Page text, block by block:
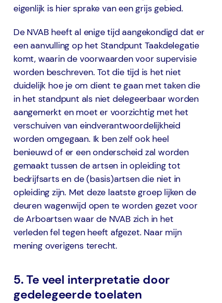
eigenlijk is hier sprake van een grijs gebied.
De NVAB heeft al enige tijd aangekondigd dat er
een aanvulling op het Standpunt Taakdelegatie
komt, waarin de voorwaarden voor supervisie
worden beschreven. Tot die tijd is het niet
duidelijk hoe je om dient te gaan met taken die
in het standpunt als niet delegeerbaar worden
aangemerkt en moet er voorzichtig met het
verschuiven van eindverantwoordelijkheid
worden omgegaan. Ik ben zelf ook heel
benieuwd of er een onderscheid zal worden
gemaakt tussen de artsen in opleiding tot
bedrijfsarts en de (basis)artsen die niet in
opleiding zijn. Met deze laatste groep lijken de
deuren wagenwijd open te worden gezet voor
de Arboartsen waar de NVAB zich in het
verleden fel tegen heeft afgezet. Naar mijn
mening overigens terecht.
5. Te veel interpretatie door
gedelegeerde toelaten